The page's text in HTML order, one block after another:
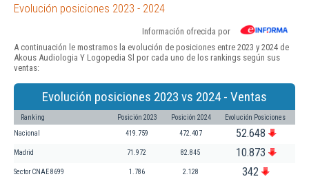
Evolución posiciones 2023 - 2024
Información ofrecida por
A continuación le mostramos la evolución de posiciones entre 2023 y 2024 de
Akous Audiologia Y Logopedia Sl por cada uno de los rankings según sus
ventas:
Evolución posiciones 2023 vs 2024 - Ventas
Ranking Posición 2023 Posición 2024 Evolución Posiciones
Nacional 419.759 472.407 52.648
Madrid 71.972 82.845 10.873
Sector CNAE 8699 1.786 2.128 342